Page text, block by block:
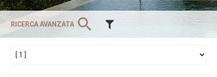
RICERCA AVANZATA search